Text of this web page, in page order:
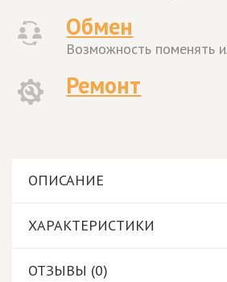
Обмен
Возможность поменять
Ремонт
ОПИСАНИЕ
ХАРАКТЕРИСТИКИ
ОТЗЫВЫ (0)